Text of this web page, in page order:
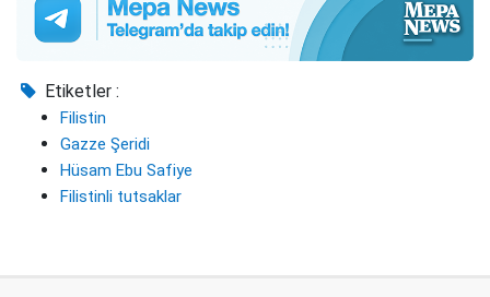
Etiketler :
Filistin
Gazze Şeridi
Hüsam Ebu Safiye
Filistinli tutsaklar